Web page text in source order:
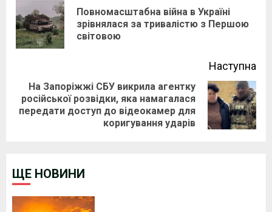
ReadingПовномасштабна війна в Україні
зрівнялася за тривалістю з Першою
світовою
Наступна
Next
post:
На Запоріжжі СБУ викрила агентку
російської розвідки, яка намагалася
передати доступ до відеокамер для
коригування ударів
ЩЕ НОВИНИ